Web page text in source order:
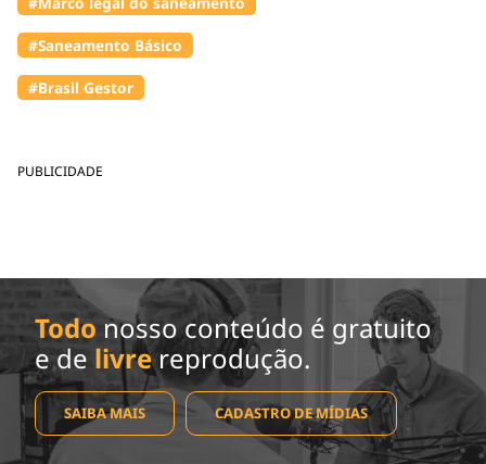
PUBLICIDADE
#Saneamento Básico
#Brasil Gestor
Todo nosso conteúdo é gratuito
e de livrereprodução.
SAIBA MAIS CADASTRO DE MÍDIAS